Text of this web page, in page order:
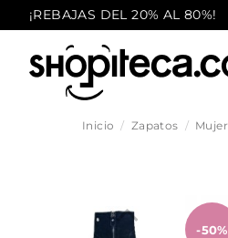
¡REBAJAS DEL 20% AL 80%!
Inicio Zapatos Mujer
-50%